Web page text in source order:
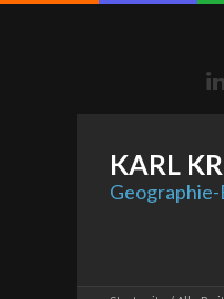
KARL